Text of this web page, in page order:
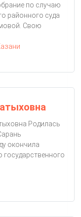
по случаю
районного суда
Свою
Родилась
окончила
государственного